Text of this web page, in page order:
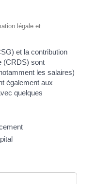
légale et
et la contribution
(CRDS) sont
les salaires)
également aux
quelques